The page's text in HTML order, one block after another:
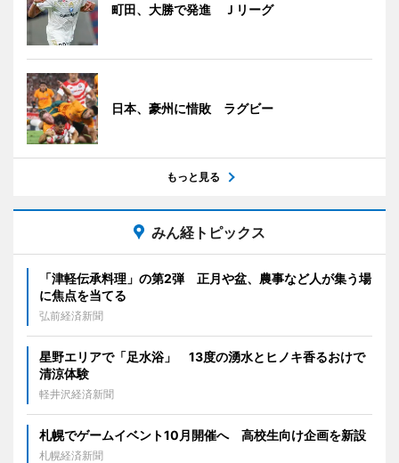
町田、大勝で発進 Ｊリーグ
日本、豪州に惜敗 ラグビー
もっと見る
みん経トピックス
「津軽伝承料理」の第2弾 正月や盆、農事など人が集う場
に焦点を当てる
弘前経済新聞
星野エリアで「足水浴」 13度の湧水とヒノキ香るおけで
清涼体験
軽井沢経済新聞
札幌でゲームイベント10月開催へ 高校生向け企画を新設
札幌経済新聞